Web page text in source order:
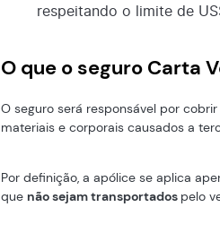
respeitando o limite de
O que o seguro Carta
O seguro será responsável por
materiais e corporais causados a
Por definição, a apólice se aplica
que não sejam transportados pelo